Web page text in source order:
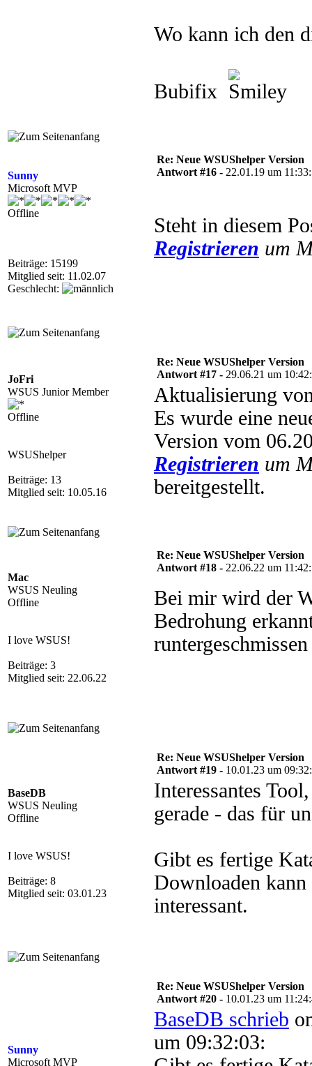
Wo kann ich den
Bubifix
Sunny
Microsoft MVP
Offline
Beiträge: 15199
Mitglied seit: 11.02.07
Geschlecht:
Re: Neue WSUShelper Version
Antwort #16 - 22.01.19 um
Steht in diesem
Registrieren um
JoFri
WSUS Junior Member
Offline
WSUShelper
Beiträge: 13
Mitglied seit: 10.05.16
Re: Neue WSUShelper Version
Antwort #17 - 29.06.21 um
Aktualisierung
Es wurde eine
Version vom
Registrieren um
bereitgestellt.
Mac
WSUS Neuling
Offline
I love WSUS!
Beiträge: 3
Mitglied seit: 22.06.22
Re: Neue WSUShelper Version
Antwort #18 - 22.06.22 um
Bei mir wird der
Bedrohung
BaseDB
WSUS Neuling
Offline
I love WSUS!
Beiträge: 8
Mitglied seit: 03.01.23
Re: Neue WSUShelper Version
Antwort #19 - 10.01.23 um
Interessantes
gerade - das für
Gibt es fertige
Downloaden kann
interessant.
Sunny
Microsoft MVP
Re: Neue WSUShelper Version
Antwort #20 - 10.01.23 um
BaseDB schrieb
um 09:32:03: